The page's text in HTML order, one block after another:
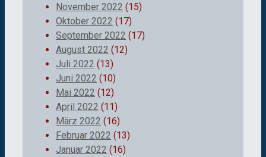
November 2022 (15)
Oktober 2022 (17)
September 2022 (17)
August 2022 (12)
Juli 2022 (13)
Juni 2022 (10)
Mai 2022 (12)
April 2022 (11)
März 2022 (16)
Februar 2022 (13)
Januar 2022 (16)